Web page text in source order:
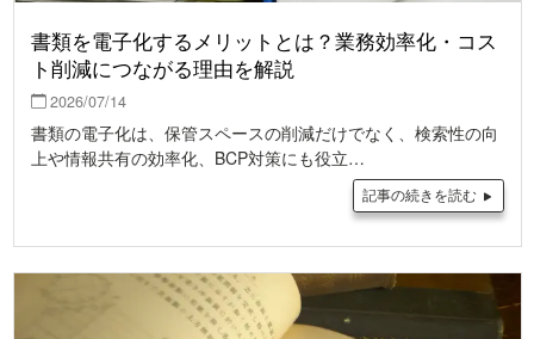
書類を電子化するメリットとは？業務効率化・コス
ト削減につながる理由を解説
2026/07/14
書類の電子化は、保管スペースの削減だけでなく、検索性の向
上や情報共有の効率化、BCP対策にも役立…
記事の続きを読む